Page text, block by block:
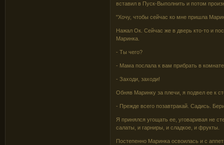
вставил в Пуск-Выполнить и потом
"Хочу, чтобы сейчас ко мне пришла
Нажал Ок. Сейчас же в дверь кто-то и
Маринка.
- Ты чего?
- Мама послала к вам прибрать в
- Заходи, заходи!
Обняв Маринку за плечи, я подвел ее к
- Прежде всего позавтракай. Садись.
Я принялся угощать ее, уговаривая не
салаты, и гарниры, и сладкое, и фрукты.
Постепенно Маринка освоилась и с